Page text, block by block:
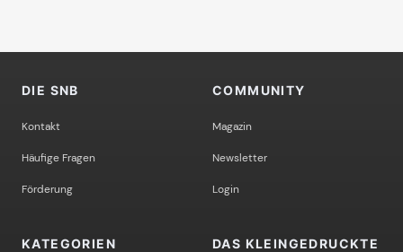
DIE SNB
Kontakt
Häufige Fragen
Förderung
COMMUNITY
Magazin
Newsletter
Login
KATEGORIEN DAS KLEINGEDRUCKTE